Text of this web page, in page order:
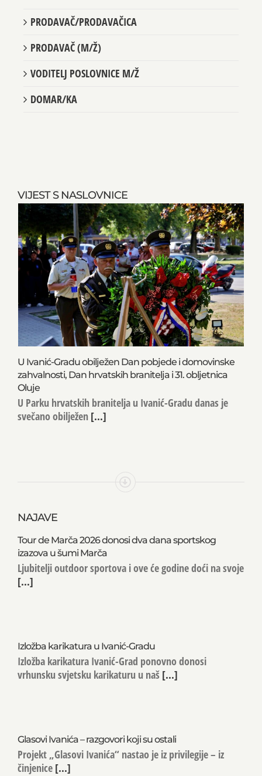
VIJEST S NASLOVNICE
U Ivanić-Gradu obilježen Dan pobjede i domovinske
zahvalnosti, Dan hrvatskih branitelja i 31. obljetnica
Oluje
U Parku hrvatskih branitelja u Ivanić-Gradu danas je
svečano obilježen [...]
NAJAVE
Tour de Marča 2026 donosi dva dana sportskog
izazova u šumi Marča
Ljubitelji outdoor sportova i ove će godine doći na svoje
[...]
Izložba karikatura u Ivanić-Gradu
Izložba karikatura Ivanić-Grad ponovno donosi
vrhunsku svjetsku karikaturu u naš [...]
Glasovi Ivanića – razgovori koji su ostali
Projekt „Glasovi Ivanića“ nastao je iz privilegije – iz
činjenice [...]
PRODAVAČ/PRODAVAČICA
PRODAVAČ (M/Ž)
VODITELJ POSLOVNICE M/Ž
DOMAR/KA